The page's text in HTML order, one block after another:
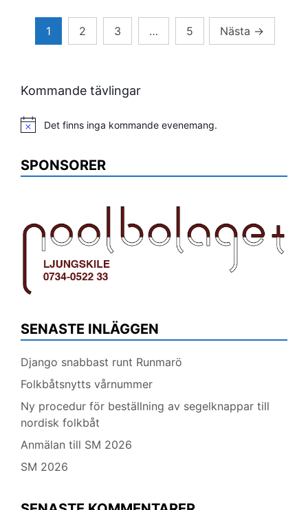
Sidnumrering
1 2 3 … 5 Nästa →
Kommande tävlingar
Notis Det finns inga kommande evenemang.
SPONSORER
SENASTE INLÄGGEN
Django snabbast runt Runmarö
Folkbåtsnytts vårnummer
Ny procedur för beställning av segelknappar till
nordisk folkbåt
Anmälan till SM 2026
SM 2026